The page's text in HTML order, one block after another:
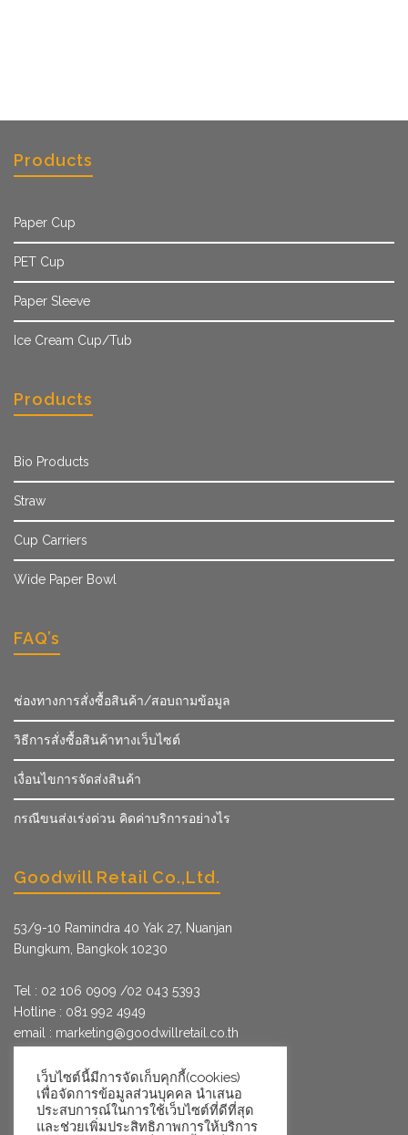
Products
Paper Cup
PET Cup
Paper Sleeve
Ice Cream Cup/Tub
Products
Bio Products
Straw
Cup Carriers
Wide Paper Bowl
FAQ’s
ช่องทางการสั่งซื้อสินค้า/สอบถามข้อมูล
วิธีการสั่งซื้อสินค้าทางเว็บไซต์
เงื่อนไขการจัดส่งสินค้า
กรณีขนส่งเร่งด่วน คิดค่าบริการอย่างไร
Goodwill Retail Co.,Ltd.
53/9­-10 Ramindra 40 Yak 27, Nuanjan
Bungkum, Bangkok 10230
Tel : 02 106 0909 /02 043 5393
Hotline : 081 992 4949
email : marketing@goodwillretail.co.th
FB : gwretail
เว็บไซต์นี้มีการจัดเก็บคุกกี้(cookies)
เพื่อจัดการข้อมูลส่วนบุคคล นำเสนอ
ประสบการณ์ในการใช้เว็บไซต์ที่ดีที่สุด
และช่วยเพิ่มประสิทธิภาพการให้บริการ